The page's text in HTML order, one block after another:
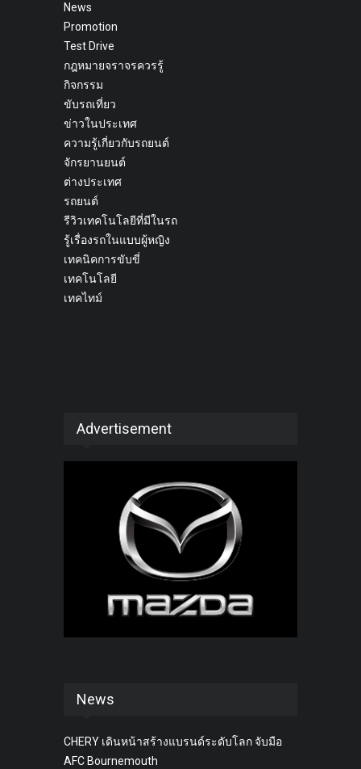
News
Promotion
Test Drive
กฎหมายจราจรควรรู้
กิจกรรม
ขับรถเที่ยว
ข่าวในประเทศ
ความรู้เกี่ยวกับรถยนต์
จักรยานยนต์
ต่างประเทศ
รถยนต์
รีวิวเทคโนโลยีที่มีในรถ
รู้เรื่องรถในแบบผู้หญิง
เทคนิคการขับขี่
เทคโนโลยี
เทคไทม์
Advertisement
News
CHERY เดินหน้าสร้างแบรนด์ระดับโลก จับมือ
AFC Bournemouth